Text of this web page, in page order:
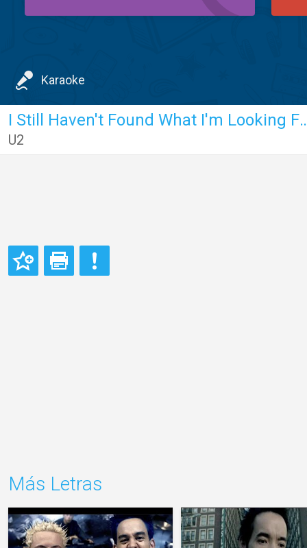
Karaoke
I Still Haven't
U2
Más Letras